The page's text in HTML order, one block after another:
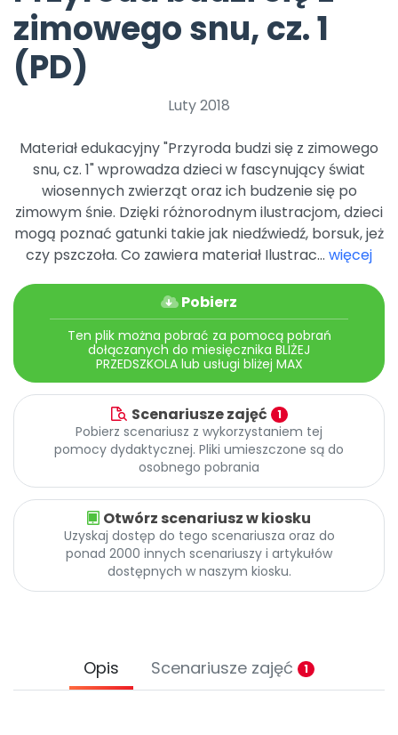
Pomoc
Promocje
zimowego snu, cz. 1
(PD)
Luty 2018
Materiał edukacyjny "Przyroda budzi się z zimowego
snu, cz. 1" wprowadza dzieci w fascynujący świat
wiosennych zwierząt oraz ich budzenie się po
zimowym śnie. Dzięki różnorodnym ilustracjom, dzieci
mogą poznać gatunki takie jak niedźwiedź, borsuk, jeż
czy pszczoła. Co zawiera materiał Ilustrac... więcej
Pobierz
Ten plik można pobrać za pomocą pobrań
dołączanych do miesięcznika BLIŻEJ
PRZEDSZKOLA lub usługi bliżej MAX
Scenariusze zajęć 1
Pobierz scenariusz z wykorzystaniem tej
pomocy dydaktycznej. Pliki umieszczone są do
osobnego pobrania
Otwórz scenariusz w kiosku
Uzyskaj dostęp do tego scenariusza oraz do
ponad 2000 innych scenariuszy i artykułów
dostępnych w naszym kiosku.
Opis Scenariusze zajęć 1